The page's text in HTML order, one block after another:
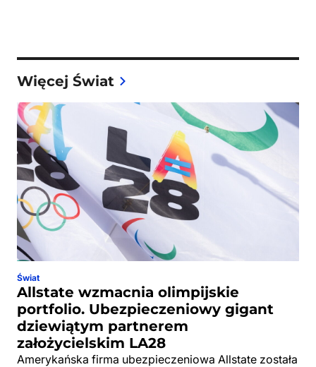
Więcej Świat
Świat
Allstate wzmacnia olimpijskie
portfolio. Ubezpieczeniowy gigant
dziewiątym partnerem
założycielskim LA28
Amerykańska firma ubezpieczeniowa Allstate została